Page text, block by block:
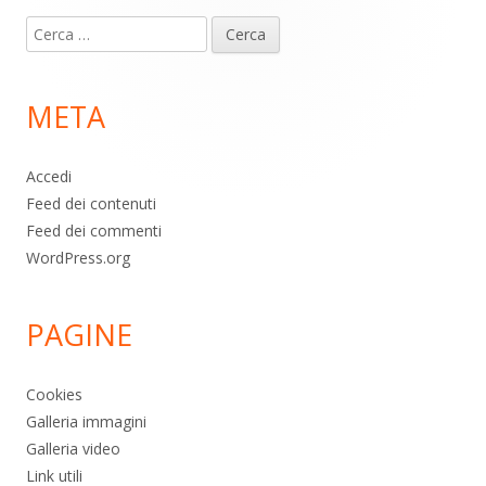
piè
pagina
Ricerca
per:
META
Accedi
Feed dei contenuti
Feed dei commenti
WordPress.org
PAGINE
Cookies
Galleria immagini
Galleria video
Link utili